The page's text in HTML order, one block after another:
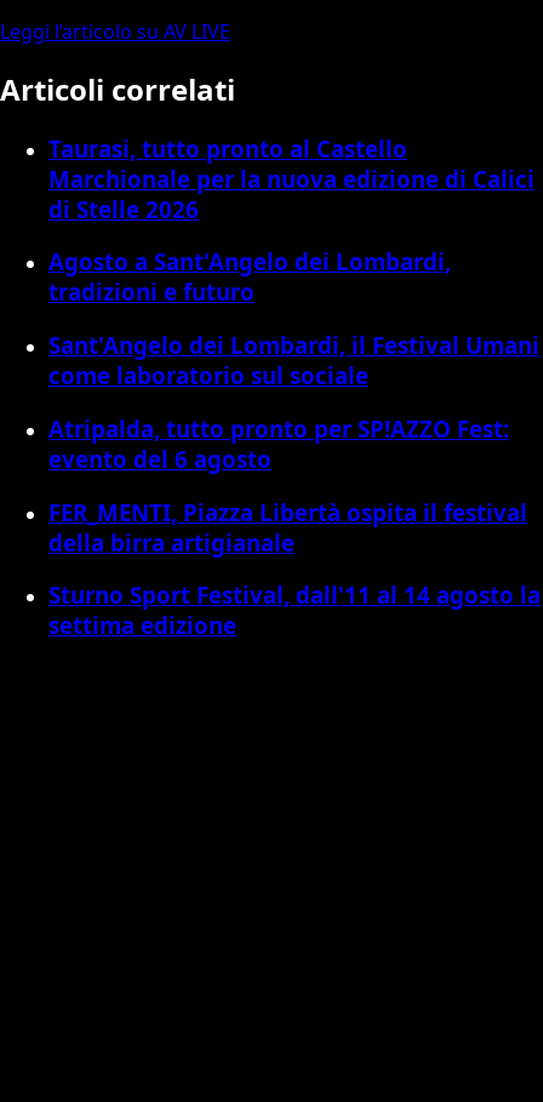
Leggi l’articolo su AV LIVE
Articoli correlati
Taurasi, tutto pronto al Castello
Marchionale per la nuova edizione di Calici
di Stelle 2026
Agosto a Sant'Angelo dei Lombardi,
tradizioni e futuro
Sant'Angelo dei Lombardi, il Festival Umani
come laboratorio sul sociale
Atripalda, tutto pronto per SP!AZZO Fest:
evento del 6 agosto
FER_MENTI, Piazza Libertà ospita il festival
della birra artigianale
Sturno Sport Festival, dall'11 al 14 agosto la
settima edizione